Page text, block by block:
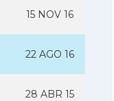
15 NOV 16
22 AGO 16
28 ABR 15